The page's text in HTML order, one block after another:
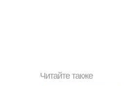
Читайте также